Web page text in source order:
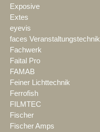
Exposive
Extes
eyevis
faces Veranstaltungstechnik
Fachwerk
Faital Pro
FAMAB
Feiner Lichttechnik
Ferrofish
FILMTEC
Fischer
Fischer Amps